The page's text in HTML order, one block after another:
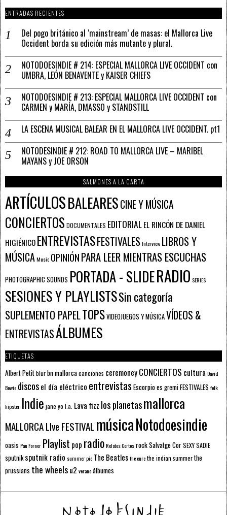
ENTRADAS RECIENTES
Del pogo británico al ‘mainstream’ de masas: el Mallorca Live
Occident borda su edición más mutante y plural.
NOTODOESINDIE # 214: ESPECIAL MALLORCA LIVE OCCIDENT con
UMBRA, LEÓN BENAVENTE y KAISER CHIEFS
NOTODOESINDIE # 213: ESPECIAL MALLORCA LIVE OCCIDENT con
CARMEN y MARÍA, DMASSO y STANDSTILL
LA ESCENA MUSICAL BALEAR EN EL MALLORCA LIVE OCCIDENT. pt1
NOTODESINDIE # 212: ROAD TO MALLORCA LIVE – MARIBEL
MAYANS y JOE ORSON
SALMONES A LA CARTA
ARTÍCULOSBALEARESCINE Y MÚSICA
CONCIERTOS DOCUMENTALES EDITORIALEL RINCÓN DE DANIEL
HIGIÉNICOENTREVISTASFESTIVALESInterview LIBROS Y
MÚSICAMusic OPINIÓNPARA LEER MIENTRAS ESCUCHAS
PHOTOGRAPHIC SOUNDS PORTADA - SLIDERADIO SERIES
SESIONES Y PLAYLISTSSin categoría
SUPLEMENTO PAPELTOPSVIDEOJUEGOS Y MÚSICAVÍDEOS &
ENTREVISTASÁLBUMES
ETIQUETAS
Albert Petitblurbn mallorcacanciones ceremoneyCONCIERTOS cultura David
Bowie discosel día eléctrico entrevistas Escorpioes gremiFESTIVALES folk
hipster Indie jane yo l.a. Lava fizz los planetasmallorca
MALLORCA LIve FESTIVAL músicaNotodoesindie
oasis Pau Forner Playlist pop radioRelatos CortosrockSalvatge CorSEXY SADIE
sputnik sputnik radio summer pie The Beatlesthe curethe indian summerthe
prussians the wheelsu2 veranoálbumes